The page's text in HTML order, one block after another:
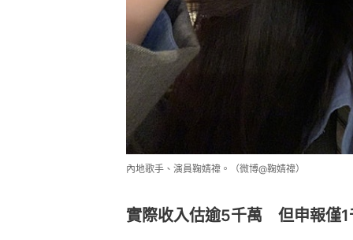
內地歌手、演員鞠婧禕。（微博@鞠婧禕）
實際收入估逾5千萬 但申報僅1